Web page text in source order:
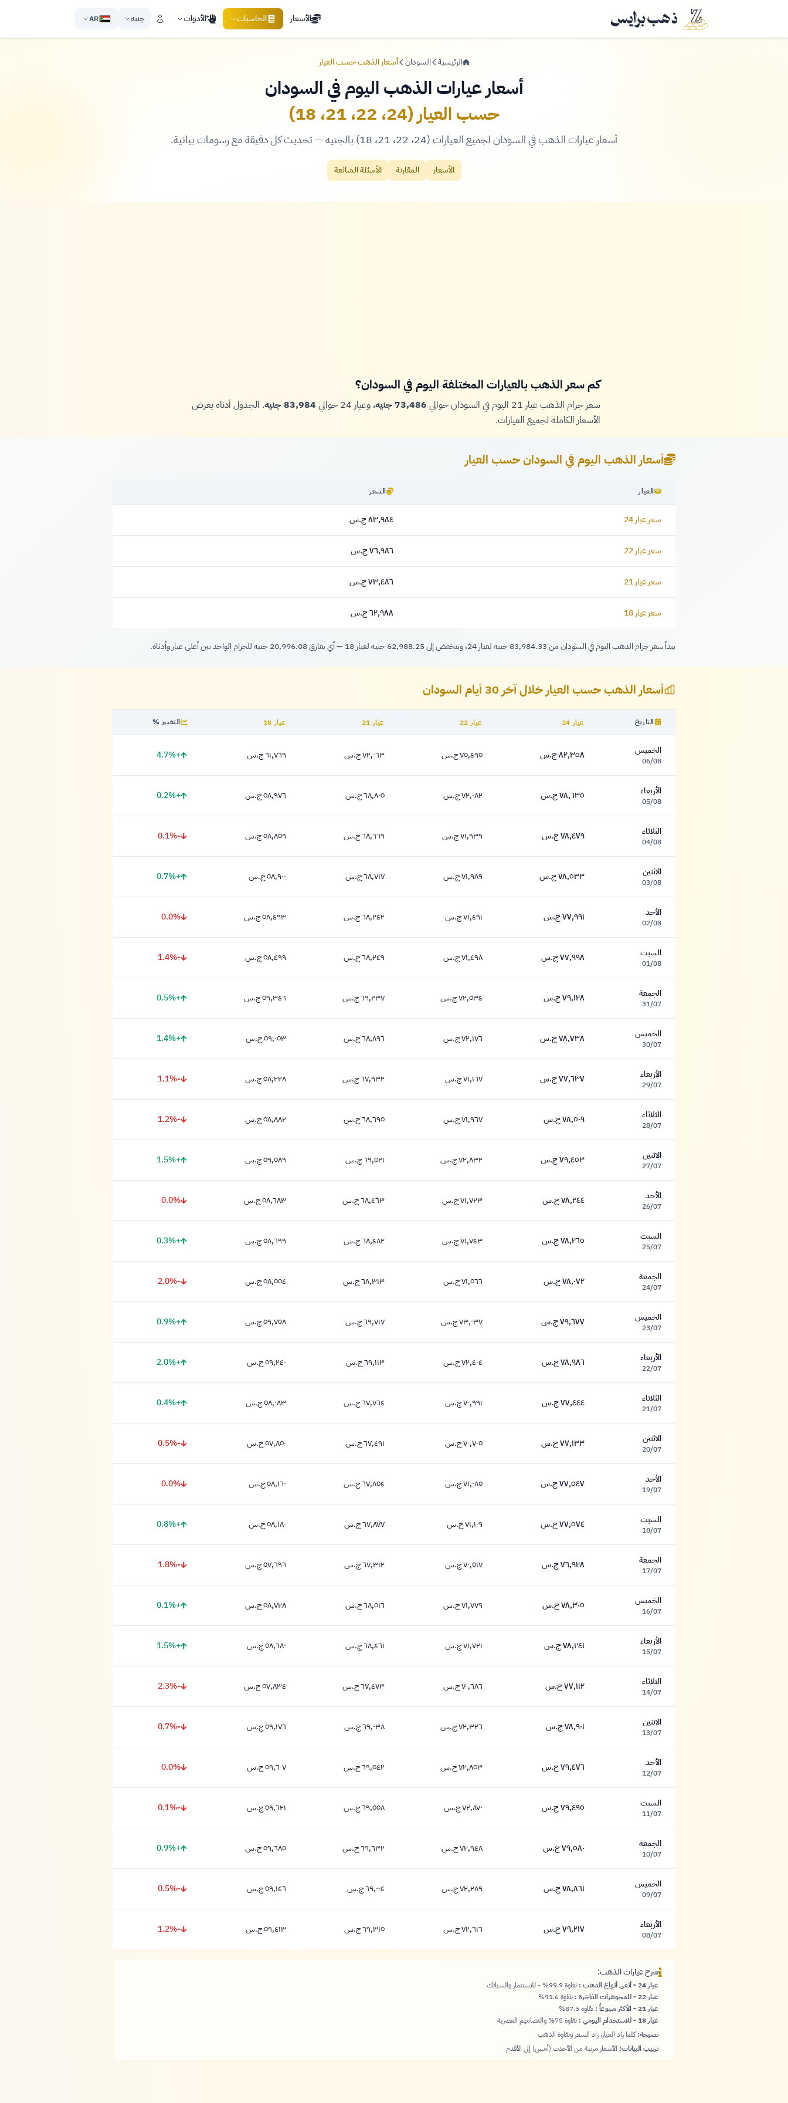
الأسعار الحاسبات الأدوات جنيه AR
الرئيسية السودان أسعار الذهب حسب العيار
أسعار عيارات الذهب اليوم في السودان
حسب العيار (24، 22، 21، 18)
أسعار عيارات الذهب في السودان لجميع العيارات (24، 22، 21، 18) بالجنيه — تحديث كل دقيقة مع رسومات بيانية.
الأسعار المقارنة الأسئلة الشائعة
كم سعر الذهب بالعيارات المختلفة اليوم في السودان؟
سعر جرام الذهب عيار 21 اليوم في السودان حوالي 73,486 جنيه ، وعيار 24 حوالي 83,984 جنيه
. الجدول أدناه يعرض
الأسعار الكاملة لجميع العيارات.
أسعار الذهب اليوم في السودان حسب العيار
العيار السعر
سعر عيار 24 ٨٣,٩٨٤ جنيه
٨٣,٩٨٤ ج.س
سعر عيار 22 ٧٦,٩٨٦ جنيه
٧٦,٩٨٦ ج.س
سعر عيار 21 ٧٣,٤٨٦ جنيه
٧٣,٤٨٦ ج.س
سعر عيار 18 ٦٢,٩٨٨ جنيه
٦٢,٩٨٨ ج.س
يبدأ سعر جرام الذهب اليوم في السودان من 83,984.33 جنيه لعيار 24، وينخفض إلى 62,988.25 جنيه لعيار 18 — أي بفارق 20,996.08 جنيه للجرام الواحد بين أعلى عيار وأدناه.
أسعار الذهب حسب العيار خلال آخر 30 أيام السودان
التاريخ عيار 24 عيار 22 عيار 21 عيار 18 التغيير %
الخميس
06/08 ٨٢,٣٥٨ جنيه
٨٢,٣٥٨ ج.س ٧٥,٤٩٥ جنيه
٧٥,٤٩٥ ج.س ٧٢,٠٦٣ جنيه
٧٢,٠٦٣ ج.س ٦١,٧٦٩ جنيه
٦١,٧٦٩ ج.س +4.7%
الأربعاء
05/08 ٧٨,٦٣٥ جنيه
٧٨,٦٣٥ ج.س ٧٢,٠٨٢ جنيه
٧٢,٠٨٢ ج.س ٦٨,٨٠٥ جنيه
٦٨,٨٠٥ ج.س ٥٨,٩٧٦ جنيه
٥٨,٩٧٦ ج.س +0.2%
الثلاثاء
04/08 ٧٨,٤٧٩ جنيه
٧٨,٤٧٩ ج.س ٧١,٩٣٩ جنيه
٧١,٩٣٩ ج.س ٦٨,٦٦٩ جنيه
٦٨,٦٦٩ ج.س ٥٨,٨٥٩ جنيه
٥٨,٨٥٩ ج.س -0.1%
الاثنين
03/08 ٧٨,٥٣٣ جنيه
٧٨,٥٣٣ ج.س ٧١,٩٨٩ جنيه
٧١,٩٨٩ ج.س ٦٨,٧١٧ جنيه
٦٨,٧١٧ ج.س ٥٨,٩٠٠ جنيه
٥٨,٩٠٠ ج.س +0.7%
الأحد
02/08 ٧٧,٩٩١ جنيه
٧٧,٩٩١ ج.س ٧١,٤٩١ جنيه
٧١,٤٩١ ج.س ٦٨,٢٤٢ جنيه
٦٨,٢٤٢ ج.س ٥٨,٤٩٣ جنيه
٥٨,٤٩٣ ج.س 0.0%
السبت
01/08 ٧٧,٩٩٨ جنيه
٧٧,٩٩٨ ج.س ٧١,٤٩٨ جنيه
٧١,٤٩٨ ج.س ٦٨,٢٤٩ جنيه
٦٨,٢٤٩ ج.س ٥٨,٤٩٩ جنيه
٥٨,٤٩٩ ج.س -1.4%
الجمعة
31/07 ٧٩,١٢٨ جنيه
٧٩,١٢٨ ج.س ٧٢,٥٣٤ جنيه
٧٢,٥٣٤ ج.س ٦٩,٢٣٧ جنيه
٦٩,٢٣٧ ج.س ٥٩,٣٤٦ جنيه
٥٩,٣٤٦ ج.س +0.5%
الخميس
30/07 ٧٨,٧٣٨ جنيه
٧٨,٧٣٨ ج.س ٧٢,١٧٦ جنيه
٧٢,١٧٦ ج.س ٦٨,٨٩٦ جنيه
٦٨,٨٩٦ ج.س ٥٩,٠٥٣ جنيه
٥٩,٠٥٣ ج.س +1.4%
الأربعاء
29/07 ٧٧,٦٣٧ جنيه
٧٧,٦٣٧ ج.س ٧١,١٦٧ جنيه
٧١,١٦٧ ج.س ٦٧,٩٣٢ جنيه
٦٧,٩٣٢ ج.س ٥٨,٢٢٨ جنيه
٥٨,٢٢٨ ج.س -1.1%
الثلاثاء
28/07 ٧٨,٥٠٩ جنيه
٧٨,٥٠٩ ج.س ٧١,٩٦٧ جنيه
٧١,٩٦٧ ج.س ٦٨,٦٩٥ جنيه
٦٨,٦٩٥ ج.س ٥٨,٨٨٢ جنيه
٥٨,٨٨٢ ج.س -1.2%
الاثنين
27/07 ٧٩,٤٥٣ جنيه
٧٩,٤٥٣ ج.س ٧٢,٨٣٢ جنيه
٧٢,٨٣٢ ج.س ٦٩,٥٢١ جنيه
٦٩,٥٢١ ج.س ٥٩,٥٨٩ جنيه
٥٩,٥٨٩ ج.س +1.5%
الأحد
26/07 ٧٨,٢٤٤ جنيه
٧٨,٢٤٤ ج.س ٧١,٧٢٣ جنيه
٧١,٧٢٣ ج.س ٦٨,٤٦٣ جنيه
٦٨,٤٦٣ ج.س ٥٨,٦٨٣ جنيه
٥٨,٦٨٣ ج.س 0.0%
السبت
25/07 ٧٨,٢٦٥ جنيه
٧٨,٢٦٥ ج.س ٧١,٧٤٣ جنيه
٧١,٧٤٣ ج.س ٦٨,٤٨٢ جنيه
٦٨,٤٨٢ ج.س ٥٨,٦٩٩ جنيه
٥٨,٦٩٩ ج.س +0.3%
الجمعة
24/07 ٧٨,٠٧٢ جنيه
٧٨,٠٧٢ ج.س ٧١,٥٦٦ جنيه
٧١,٥٦٦ ج.س ٦٨,٣١٣ جنيه
٦٨,٣١٣ ج.س ٥٨,٥٥٤ جنيه
٥٨,٥٥٤ ج.س -2.0%
الخميس
23/07 ٧٩,٦٧٧ جنيه
٧٩,٦٧٧ ج.س ٧٣,٠٣٧ جنيه
٧٣,٠٣٧ ج.س ٦٩,٧١٧ جنيه
٦٩,٧١٧ ج.س ٥٩,٧٥٨ جنيه
٥٩,٧٥٨ ج.س +0.9%
الأربعاء
22/07 ٧٨,٩٨٦ جنيه
٧٨,٩٨٦ ج.س ٧٢,٤٠٤ جنيه
٧٢,٤٠٤ ج.س ٦٩,١١٣ جنيه
٦٩,١١٣ ج.س ٥٩,٢٤٠ جنيه
٥٩,٢٤٠ ج.س +2.0%
الثلاثاء
21/07 ٧٧,٤٤٤ جنيه
٧٧,٤٤٤ ج.س ٧٠,٩٩١ جنيه
٧٠,٩٩١ ج.س ٦٧,٧٦٤ جنيه
٦٧,٧٦٤ ج.س ٥٨,٠٨٣ جنيه
٥٨,٠٨٣ ج.س +0.4%
الاثنين
20/07 ٧٧,١٣٣ جنيه
٧٧,١٣٣ ج.س ٧٠,٧٠٥ جنيه
٧٠,٧٠٥ ج.س ٦٧,٤٩١ جنيه
٦٧,٤٩١ ج.س ٥٧,٨٥٠ جنيه
٥٧,٨٥٠ ج.س -0.5%
الأحد
19/07 ٧٧,٥٤٧ جنيه
٧٧,٥٤٧ ج.س ٧١,٠٨٥ جنيه
٧١,٠٨٥ ج.س ٦٧,٨٥٤ جنيه
٦٧,٨٥٤ ج.س ٥٨,١٦٠ جنيه
٥٨,١٦٠ ج.س 0.0%
السبت
18/07 ٧٧,٥٧٤ جنيه
٧٧,٥٧٤ ج.س ٧١,١٠٩ جنيه
٧١,١٠٩ ج.س ٦٧,٨٧٧ جنيه
٦٧,٨٧٧ ج.س ٥٨,١٨٠ جنيه
٥٨,١٨٠ ج.س +0.8%
الجمعة
17/07 ٧٦,٩٢٨ جنيه
٧٦,٩٢٨ ج.س ٧٠,٥١٧ جنيه
٧٠,٥١٧ ج.س ٦٧,٣١٢ جنيه
٦٧,٣١٢ ج.س ٥٧,٦٩٦ جنيه
٥٧,٦٩٦ ج.س -1.8%
الخميس
16/07 ٧٨,٣٠٥ جنيه
٧٨,٣٠٥ ج.س ٧١,٧٧٩ جنيه
٧١,٧٧٩ ج.س ٦٨,٥١٦ جنيه
٦٨,٥١٦ ج.س ٥٨,٧٢٨ جنيه
٥٨,٧٢٨ ج.س +0.1%
الأربعاء
15/07 ٧٨,٢٤١ جنيه
٧٨,٢٤١ ج.س ٧١,٧٢١ جنيه
٧١,٧٢١ ج.س ٦٨,٤٦١ جنيه
٦٨,٤٦١ ج.س ٥٨,٦٨٠ جنيه
٥٨,٦٨٠ ج.س +1.5%
الثلاثاء
14/07 ٧٧,١١٢ جنيه
٧٧,١١٢ ج.س ٧٠,٦٨٦ جنيه
٧٠,٦٨٦ ج.س ٦٧,٤٧٣ جنيه
٦٧,٤٧٣ ج.س ٥٧,٨٣٤ جنيه
٥٧,٨٣٤ ج.س -2.3%
الاثنين
13/07 ٧٨,٩٠١ جنيه
٧٨,٩٠١ ج.س ٧٢,٣٢٦ جنيه
٧٢,٣٢٦ ج.س ٦٩,٠٣٨ جنيه
٦٩,٠٣٨ ج.س ٥٩,١٧٦ جنيه
٥٩,١٧٦ ج.س -0.7%
الأحد
12/07 ٧٩,٤٧٦ جنيه
٧٩,٤٧٦ ج.س ٧٢,٨٥٣ جنيه
٧٢,٨٥٣ ج.س ٦٩,٥٤٢ جنيه
٦٩,٥٤٢ ج.س ٥٩,٦٠٧ جنيه
٥٩,٦٠٧ ج.س 0.0%
السبت
11/07 ٧٩,٤٩٥ جنيه
٧٩,٤٩٥ ج.س ٧٢,٨٧٠ جنيه
٧٢,٨٧٠ ج.س ٦٩,٥٥٨ جنيه
٦٩,٥٥٨ ج.س ٥٩,٦٢١ جنيه
٥٩,٦٢١ ج.س -0.1%
الجمعة
10/07 ٧٩,٥٨٠ جنيه
٧٩,٥٨٠ ج.س ٧٢,٩٤٨ جنيه
٧٢,٩٤٨ ج.س ٦٩,٦٣٢ جنيه
٦٩,٦٣٢ ج.س ٥٩,٦٨٥ جنيه
٥٩,٦٨٥ ج.س +0.9%
الخميس
09/07 ٧٨,٨٦١ جنيه
٧٨,٨٦١ ج.س ٧٢,٢٨٩ جنيه
٧٢,٢٨٩ ج.س ٦٩,٠٠٤ جنيه
٦٩,٠٠٤ ج.س ٥٩,١٤٦ جنيه
٥٩,١٤٦ ج.س -0.5%
الأربعاء
08/07 ٧٩,٢١٧ جنيه
٧٩,٢١٧ ج.س ٧٢,٦١٦ جنيه
٧٢,٦١٦ ج.س ٦٩,٣١٥ جنيه
٦٩,٣١٥ ج.س ٥٩,٤١٣ جنيه
٥٩,٤١٣ ج.س -1.2%
شرح عيارات الذهب:
عيار 24 - أنقى أنواع الذهب : نقاوة 99.9% - للاستثمار والسبائك
عيار 22 - للمجوهرات الفاخرة
: نقاوة 91.6%
عيار 21 - الأكثر شيوعاً
: نقاوة 87.5%
عيار 18 - للاستخدام اليومي
: نقاوة 75% والتصاميم العصرية
نصيحة:كلما زاد العيار، زاد السعر ونقاوة الذهب
ترتيب البيانات: الأسعار مرتبة من الأحدث (أمس) إلى الأقدم